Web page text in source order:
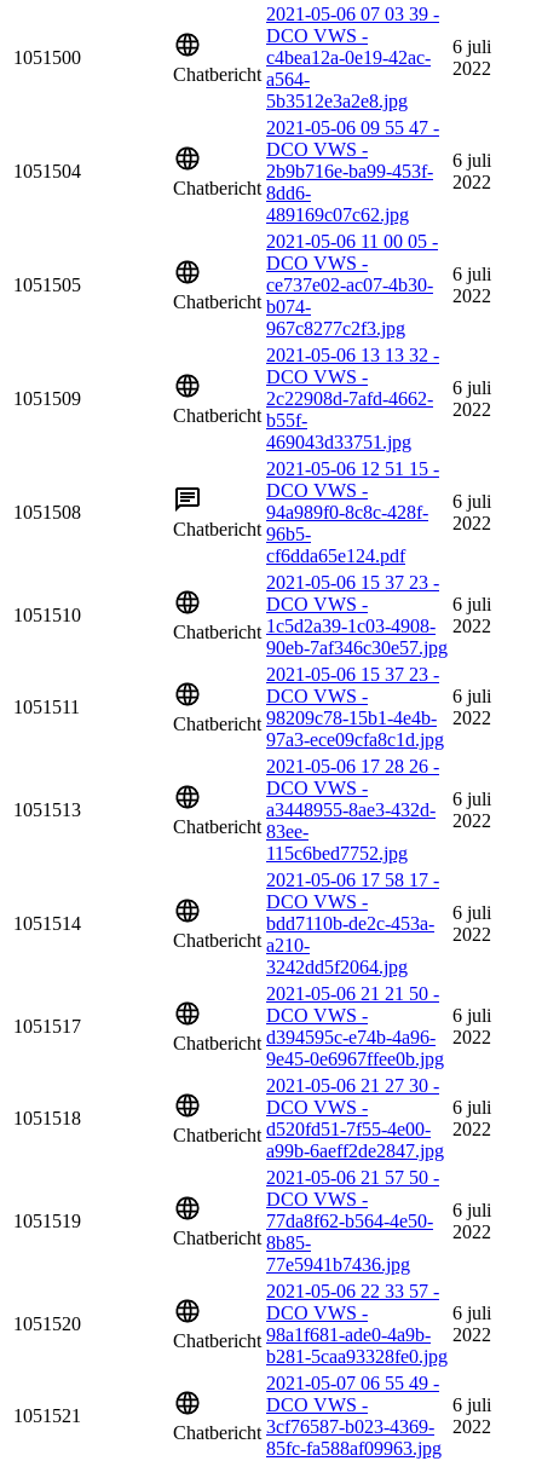
1051500
Chatbericht
2021-05-06 07 03 39 -
DCO VWS -
c4bea12a-0e19-42ac-
a564-
5b3512e3a2e8.jpg
6 juli
2022
1051504
Chatbericht
2021-05-06 09 55 47 -
DCO VWS -
2b9b716e-ba99-453f-
8dd6-
489169c07c62.jpg
6 juli
2022
1051505
Chatbericht
2021-05-06 11 00 05 -
DCO VWS -
ce737e02-ac07-4b30-
b074-
967c8277c2f3.jpg
6 juli
2022
1051509
Chatbericht
2021-05-06 13 13 32 -
DCO VWS -
2c22908d-7afd-4662-
b55f-
469043d33751.jpg
6 juli
2022
1051508
Chatbericht
2021-05-06 12 51 15 -
DCO VWS -
94a989f0-8c8c-428f-
96b5-
cf6dda65e124.pdf
6 juli
2022
1051510
Chatbericht
2021-05-06 15 37 23 -
DCO VWS -
1c5d2a39-1c03-4908-
90eb-7af346c30e57.jpg
6 juli
2022
1051511
Chatbericht
2021-05-06 15 37 23 -
DCO VWS -
98209c78-15b1-4e4b-
97a3-ece09cfa8c1d.jpg
6 juli
2022
1051513
Chatbericht
2021-05-06 17 28 26 -
DCO VWS -
a3448955-8ae3-432d-
83ee-
115c6bed7752.jpg
6 juli
2022
1051514
Chatbericht
2021-05-06 17 58 17 -
DCO VWS -
bdd7110b-de2c-453a-
a210-
3242dd5f2064.jpg
6 juli
2022
1051517
Chatbericht
2021-05-06 21 21 50 -
DCO VWS -
d394595c-e74b-4a96-
9e45-0e6967ffee0b.jpg
6 juli
2022
1051518
Chatbericht
2021-05-06 21 27 30 -
DCO VWS -
d520fd51-7f55-4e00-
a99b-6aeff2de2847.jpg
6 juli
2022
1051519
Chatbericht
2021-05-06 21 57 50 -
DCO VWS -
77da8f62-b564-4e50-
8b85-
77e5941b7436.jpg
6 juli
2022
1051520
Chatbericht
2021-05-06 22 33 57 -
DCO VWS -
98a1f681-ade0-4a9b-
b281-5caa93328fe0.jpg
6 juli
2022
1051521
Chatbericht
2021-05-07 06 55 49 -
DCO VWS -
3cf76587-b023-4369-
85fc-fa588af09963.jpg
6 juli
2022